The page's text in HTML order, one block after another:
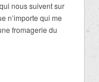
nous suivent sur
n’importe qui me
fromagerie du